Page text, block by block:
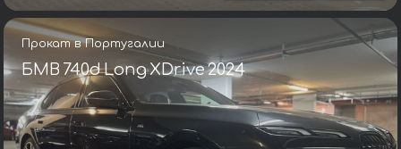
Прокат в Португалии
БМВ 740d Long XDrive 2024